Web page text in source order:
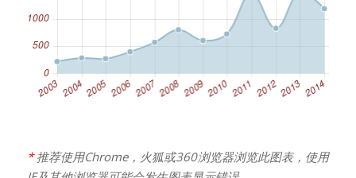
*推荐使用Chrome，火狐或360浏览器浏览此图表，使用